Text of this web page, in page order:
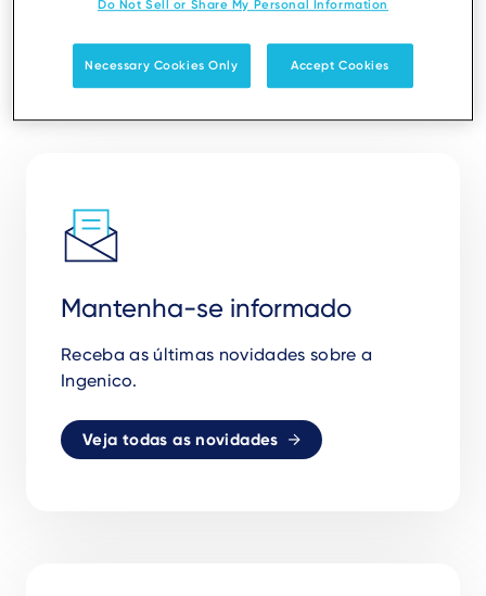
Mantenha-se informado
Receba asúltimas novidades sobre a
Ingenico.
Veja todas as novidades
Do Not Sell or Share My Personal Information
Necessary Cookies Only Accept Cookies